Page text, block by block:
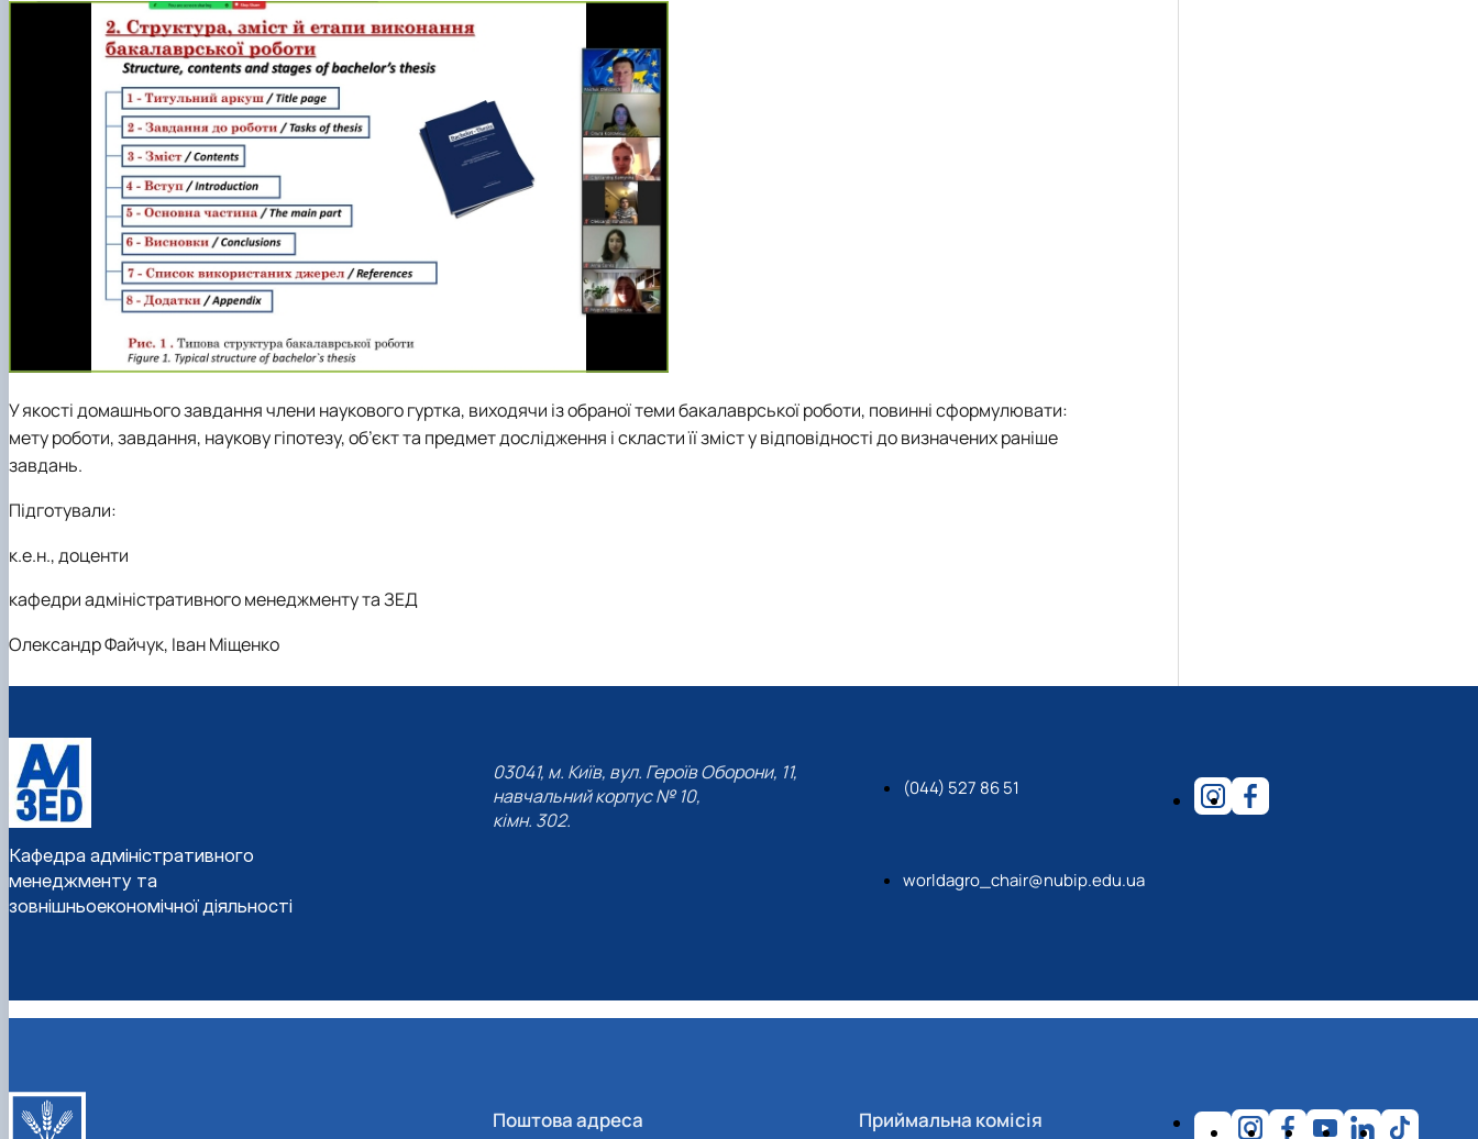
У якості домашнього завдання члени наукового гуртка, виходячи із обраної теми бакалаврської роботи, повинні сформулювати:
мету роботи, завдання, наукову гіпотезу, об’єкт та предмет дослідження і скласти її зміст у відповідності до визначених раніше
завдань.
Підготували:
к.е.н., доценти
кафедри адміністративного менеджменту та ЗЕД
Олександр Файчук, Іван Міщенко
Кафедра адміністративного
менеджменту та
зовнішньоекономічної діяльності
03041, м. Київ, вул. Героїв Оборони, 11,
навчальний корпус № 10,
кімн. 302.
(044) 527 86 51
worldagro_chair@nubip.edu.ua
Поштова адреса Приймальна комісія